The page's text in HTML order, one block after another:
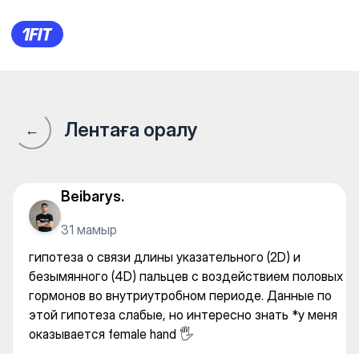
гипотеза о связи длины
← Лентаға оралу
Beibarys.
31 мамыр
гипотеза о связи длины указательного (2D) и
безымянного (4D) пальцев с воздействием половых
гормонов во внутриутробном периоде. Данные по
этой гипотеза слабые, но интересно знать *у меня
оказывается female hand 🖐